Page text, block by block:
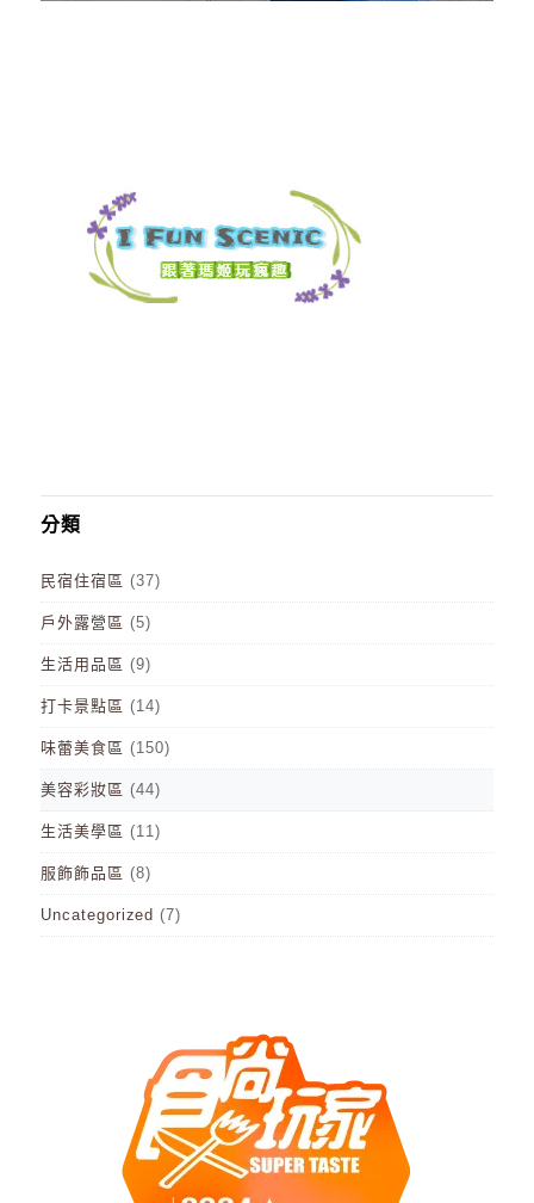
分類
民宿住宿區 (37)
戶外露營區 (5)
生活用品區 (9)
打卡景點區 (14)
味蕾美食區 (150)
美容彩妝區 (44)
生活美學區 (11)
服飾飾品區 (8)
Uncategorized (7)